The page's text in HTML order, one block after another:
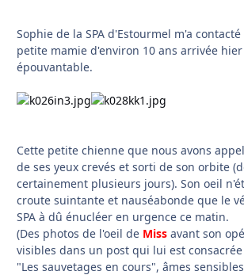
Sophie de la SPA d'Estourmel m'a
petite mamie d'environ 10 ans arrivée
épouvantable.
Cette petite chienne que nous avons
de ses yeux crevés et sorti de son orbite
certainement plusieurs jours). Son oeil
croute suintante et nauséabonde que le
SPA à dû énucléer en urgence ce matin.
(Des photos de l'oeil de Miss avant son
visibles dans un post qui lui est
"Les sauvetages en cours", âmes